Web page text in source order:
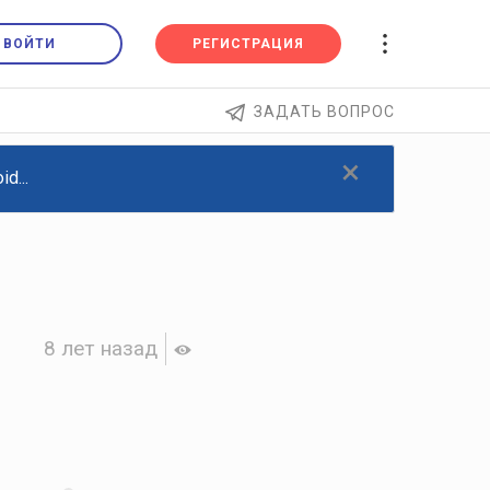
ВОЙТИ РЕГИСТРАЦИЯ
ЗАДАТЬ ВОПРОС
×
8 лет назад